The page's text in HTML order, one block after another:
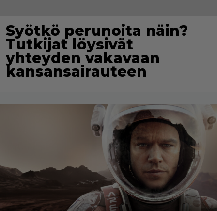
Syötkö perunoita näin?
Tutkijat löysivät
yhteyden vakavaan
kansansairauteen